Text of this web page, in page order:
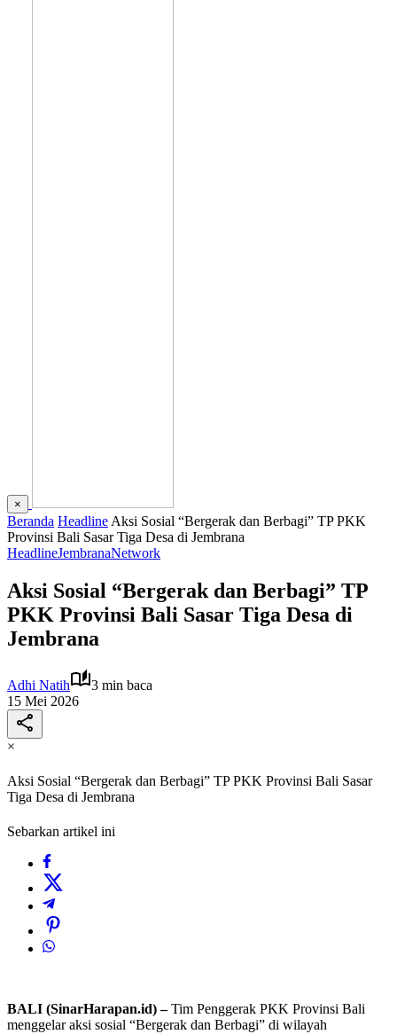
×
Beranda Headline Aksi Sosial “Bergerak dan Berbagi” TP PKK
Provinsi Bali Sasar Tiga Desa di Jembrana
HeadlineJembranaNetwork
Aksi Sosial “Bergerak dan Berbagi” TP
PKK Provinsi Bali Sasar Tiga Desa di
Jembrana
Adhi Natih
3 min baca
15 Mei 2026
×
Aksi Sosial “Bergerak dan Berbagi” TP PKK Provinsi Bali Sasar
Tiga Desa di Jembrana
Sebarkan artikel ini
BALI (SinarHarapan.id) –Tim Penggerak PKK Provinsi Bali
menggelar aksi sosial “Bergerak dan Berbagi” di wilayah